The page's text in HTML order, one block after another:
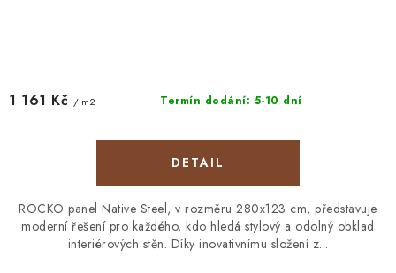
Termín dodání: 5-10 dní
1 161 Kč / m2
ROCKO panel Native Steel, v rozměru 280x123 cm, představuje
moderní řešení pro každého, kdo hledá stylový a odolný obklad
interiérových stěn. Díky inovativnímu složení z...